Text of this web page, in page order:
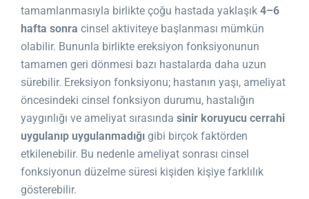
tamamlanmasıyla birlikte çoğu hastada yaklaşık 4–6
hafta sonra cinsel aktiviteye başlanması mümkün
olabilir. Bununla birlikte ereksiyon fonksiyonunun
tamamen geri dönmesi bazı hastalarda daha uzun
sürebilir. Ereksiyon fonksiyonu; hastanın yaşı, ameliyat
öncesindeki cinsel fonksiyon durumu, hastalığın
yaygınlığı ve ameliyat sırasında sinir koruyucu cerrahi
uygulanıp uygulanmadığı gibi birçok faktörden
etkilenebilir. Bu nedenle ameliyat sonrası cinsel
fonksiyonun düzelme süresi kişiden kişiye farklılık
gösterebilir.